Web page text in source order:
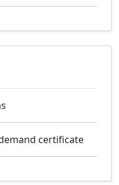
certificate